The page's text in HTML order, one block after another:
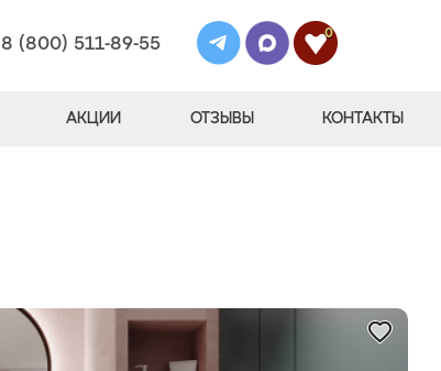
8 (800) 511-89-55
0
АКЦИИ ОТЗЫВЫ КОНТАКТЫ